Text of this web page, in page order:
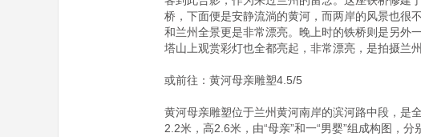
桥，下面便是安静流淌的黄河，而两岸的风景也很
和兰州全景更是非常漂亮。晚上时的铁桥则是另外
塔山上观赏彩灯也全都亮起，非常漂亮，是拍摄兰
或前往：黄河母亲雕塑4.5/5
黄河母亲雕塑位于兰州黄河南岸的滨河路中段，
2.2米，高2.6米，由“母亲”和一“男婴”组成构图，